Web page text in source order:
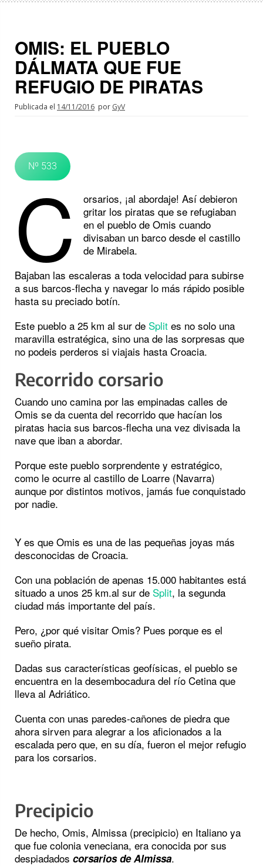
OMIS: EL PUEBLO
DÁLMATA QUE FUE
REFUGIO DE PIRATAS
Publicada el 14/11/2016 por GyV
Nº 533
C
orsarios, ¡al abordaje! Así debieron
gritar los piratas que se refugiaban
en el pueblo de Omis cuando
divisaban un barco desde el castillo
de Mirabela.
Bajaban las escaleras a toda velocidad para subirse
a sus barcos-flecha y navegar lo más rápido posible
hasta su preciado botín.
Este pueblo a 25 km al sur de Split es no solo una
maravilla estratégica, sino una de las sorpresas que
no podeis perderos si viajais hasta Croacia.
Recorrido corsario
Cuando uno camina por las empinadas calles de
Omis se da cuenta del recorrido que hacían los
piratas hacia sus barcos-flecha una vez divisada la
nave que iban a abordar.
Porque este pueblo sorprendente y estratégico,
como le ocurre al castillo de Loarre (Navarra)
aunque por distintos motivos, jamás fue conquistado
por nadie.
Y es que Omis es una de las pequeñas joyas más
desconocidas de Croacia.
Con una población de apenas 15.000 habitantes está
situado a unos 25 km.al sur de Split, la segunda
ciudad más importante del país.
Pero, ¿por qué visitar Omis? Pues porque es el
sueño pirata.
Dadas sus características geofísicas, el pueblo se
encuentra en la desembocadura del río Cetina que
lleva al Adriático.
Cuenta con unas paredes-cañones de piedra que
ahora sirven para alegrar a los aficionados a la
escalada pero que, en su día, fueron el mejor refugio
para los corsarios.
Precipicio
De hecho, Omis, Almissa (precipicio) en Italiano ya
que fue colonia veneciana, era conocida por sus
despiadados corsarios de Almissa.